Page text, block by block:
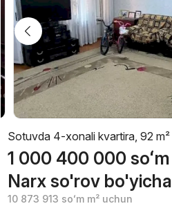
Sotuvda 4-xonali kvartira, 92 m²
1 000 400 000 soʻm
Narx so'rov bo'yicha
10 873 913 soʻmm² uchun